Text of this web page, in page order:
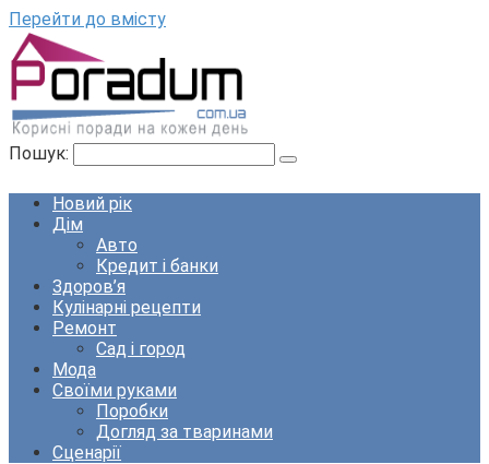
Перейти до вмісту
Пошук:
Новий рік
Дім
Авто
Кредит і банки
Здоров’я
Кулінарні рецепти
Ремонт
Сад і город
Мода
Своїми руками
Поробки
Догляд за тваринами
Сценарії